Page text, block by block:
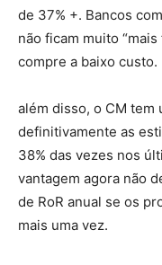
de 37% +. Bancos
não ficam muito
compre a baixo custo.
além disso, o CM tem
definitivamente as
38% das vezes nos
vantagem agora não
de RoR anual se os
mais uma vez.